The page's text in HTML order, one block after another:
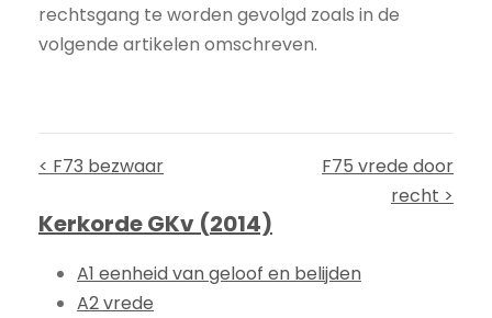
rechtsgang te worden gevolgd zoals in de
volgende artikelen omschreven.
< F73 bezwaar
F75 vrede door
recht >
Kerkorde GKv (2014)
A1 eenheid van geloof en belijden
A2 vrede